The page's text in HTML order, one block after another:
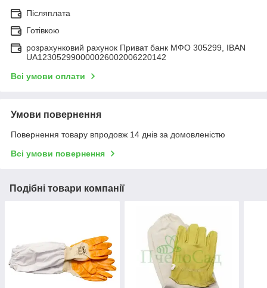
Післяплата
Готівкою
розрахунковий рахунок Приват банк МФО 305299, IBAN
UA123052990000026002006220142
Всі умови оплати
Умови повернення
Повернення товару впродовж 14 днів за домовленістю
Всі умови повернення
Подібні товари компанії